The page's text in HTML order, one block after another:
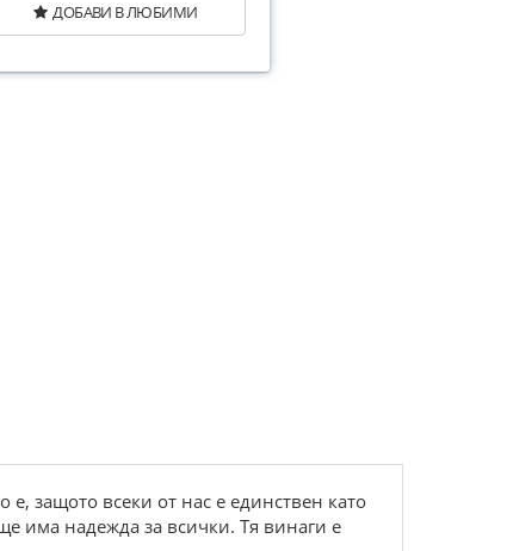
ДОБАВИ В ЛЮБИМИ
е, защото всеки от нас е единствен като
има надежда за всички. Тя винаги е